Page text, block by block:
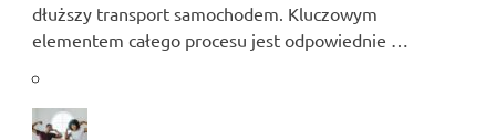
dłuższy transport samochodem. Kluczowym
elementem całego procesu jest odpowiednie …